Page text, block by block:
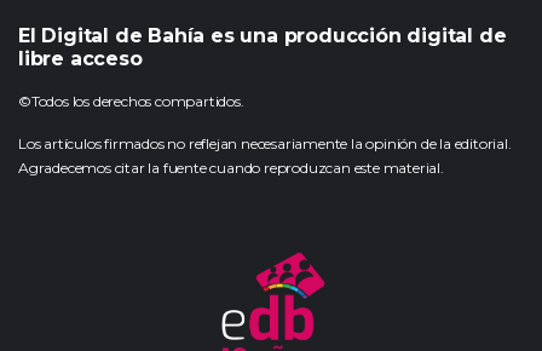
El Digital de Bahía es una producción digital de
libre acceso
©Todos los derechos compartidos.
Los artículos firmados no reflejan necesariamente la opinión de la editorial.
Agradecemos citar la fuente cuando reproduzcan este material.